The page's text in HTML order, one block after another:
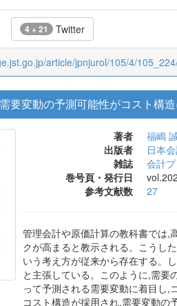
4 + 21 Twitter
article/jpnjurol/105/4/
需要変動の予測可能性がコスト構
著者 福嶋
出版者
日本
雑誌
会計
巻号頁・発行日
参考文献数
27
管理会計や原価計算の教科書では,
クが高まると教示される。こうし
いう考え方が従来から存在する。
と主張している。このように,需要
って予測される需要変動に着目し,
コスト構造が採用され,需要変動の